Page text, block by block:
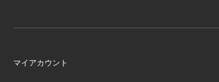
マイアカウント